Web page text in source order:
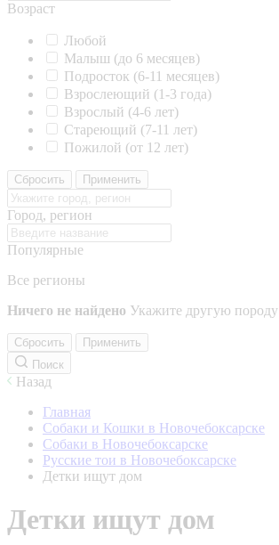
Возраст
Любой
Малыш (до 6 месяцев)
Подросток (6-11 месяцев)
Взрослеющий (1-3 года)
Взрослый (4-6 лет)
Стареющий (7-11 лет)
Пожилой (от 12 лет)
Сбросить Применить
Город, регион
Популярные
Все регионы
Ничего не найдено Укажите другую породу
Сбросить
Применить
Поиск
Назад
Главная
Собаки и Кошки в Новочебоксарске
Собаки в Новочебоксарске
Русские тои в Новочебоксарске
Детки ищут дом
Детки ищут дом